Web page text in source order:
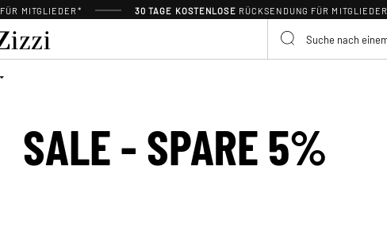
FÜR MITGLIEDER* 30 TAGE KOSTENLOSE RÜCKSENDUNG FÜR MITGLIEDER
SALE - SPARE 5%